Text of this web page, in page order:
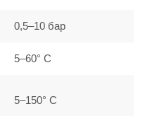
0,5–10 бар
5–60° C
5–150° C